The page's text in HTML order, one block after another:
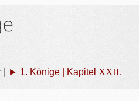
► 1. Könige | Kapitel XXII.